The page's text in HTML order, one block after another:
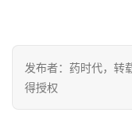
发布者：药时代，
得授权